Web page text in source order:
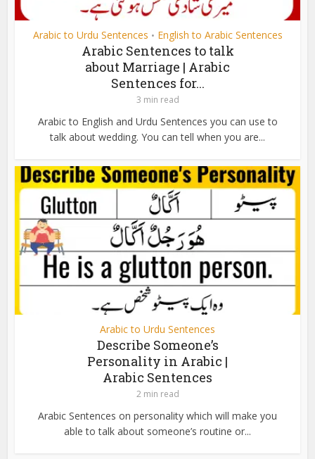
Arabic to Urdu Sentences • English to Arabic Sentences
Arabic Sentences to talk
about Marriage | Arabic
Sentences for...
3 min read
Arabic to English and Urdu Sentences you can use to
talk about wedding. You can tell when you are...
Arabic to Urdu Sentences
Describe Someone’s
Personality in Arabic |
Arabic Sentences
2 min read
Arabic Sentences on personality which will make you
able to talk about someone’s routine or...